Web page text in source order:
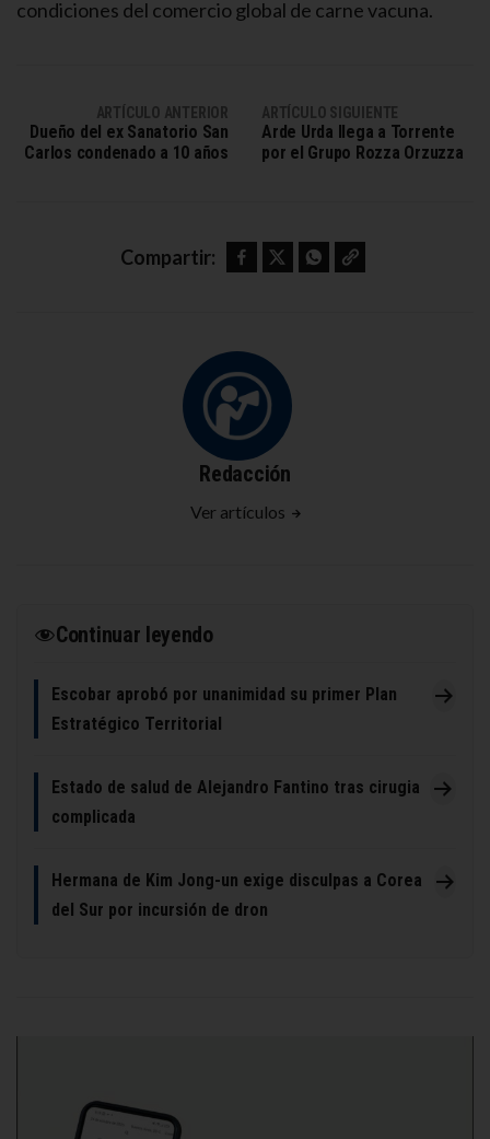
condiciones del comercio global de carne vacuna.
ARTÍCULO ANTERIOR
Dueño del ex Sanatorio San
Carlos condenado a 10 años
ARTÍCULO SIGUIENTE
Arde Urda llega a Torrente
por el Grupo Rozza Orzuzza
Compartir: Facebook Twitter WhatsApp Copy link
Redacción
Ver artículos
Continuar leyendo
Escobar aprobó por unanimidad su primer Plan
Estratégico Territorial
Estado de salud de Alejandro Fantino tras cirugia
complicada
Hermana de Kim Jong-un exige disculpas a Corea
del Sur por incursión de dron